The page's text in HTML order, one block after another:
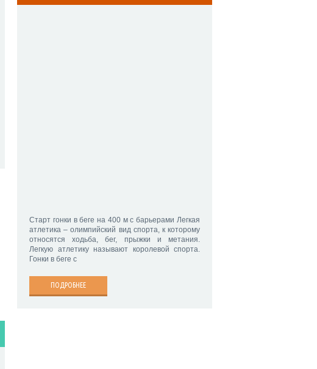
Старт гонки в беге на 400 м с барьерами Легкая
атлетика – олимпийский вид спорта, к которому
относятся ходьба, бег, прыжки и метания.
Легкую атлетику называют королевой спорта.
Гонки в беге с
ПОДРОБНЕЕ